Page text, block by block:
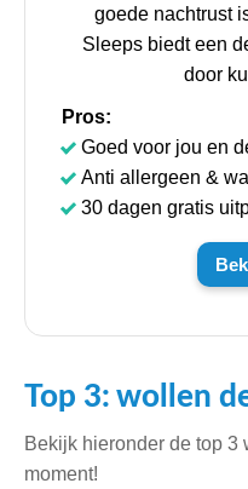
goede nachtrust
Sleeps biedt een
door
Pros:
Goed voor jou en
Anti allergeen &
30 dagen gratis
Top 3: wollen
Bekijk hieronder de top
moment!